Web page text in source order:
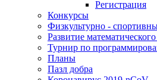
Регистрация
Конкурсы
Физкультурно -
Развитие
Турнир по
Планы
Пазл добра